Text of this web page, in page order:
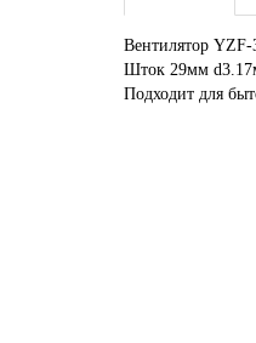
Вентилятор
Шток 29мм
Подходит для